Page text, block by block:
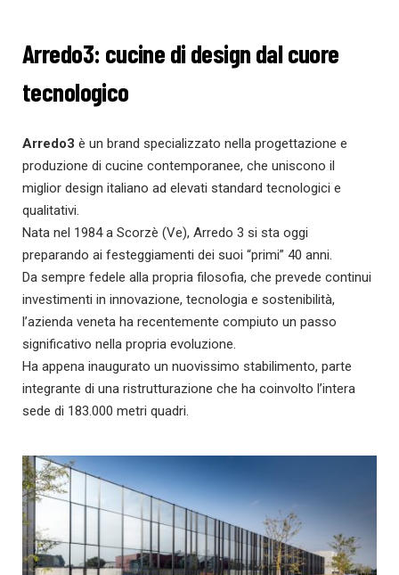
Arredo3: cucine di design dal cuore
tecnologico
Arredo3 è un brand specializzato nella progettazione e
produzione di cucine contemporanee, che uniscono il
miglior design italiano ad elevati standard tecnologici e
qualitativi.
Nata nel 1984 a Scorzè (Ve), Arredo 3 si sta oggi
preparando ai festeggiamenti dei suoi “primi” 40 anni.
Da sempre fedele alla propria filosofia, che prevede continui
investimenti in innovazione, tecnologia e sostenibilità,
l’azienda veneta ha recentemente compiuto un passo
significativo nella propria evoluzione.
Ha appena inaugurato un nuovissimo stabilimento, parte
integrante di una ristrutturazione che ha coinvolto l’intera
sede di 183.000 metri quadri.